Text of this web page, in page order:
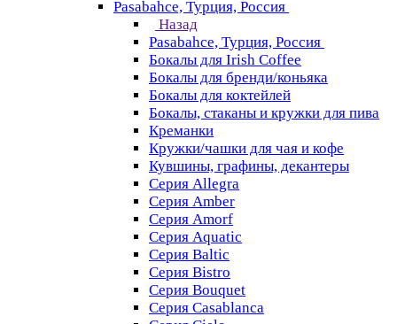
Pasabahce, Турция, Россия
Назад
Pasabahce, Турция, Россия
Бокалы для Irish Coffee
Бокалы для бренди/коньяка
Бокалы для коктейлей
Бокалы, стаканы и кружки для пива
Креманки
Кружки/чашки для чая и кофе
Кувшины, графины, декантеры
Серия Allegra
Серия Amber
Серия Amorf
Серия Aquatic
Серия Baltic
Серия Bistro
Серия Bouquet
Серия Casablanсa